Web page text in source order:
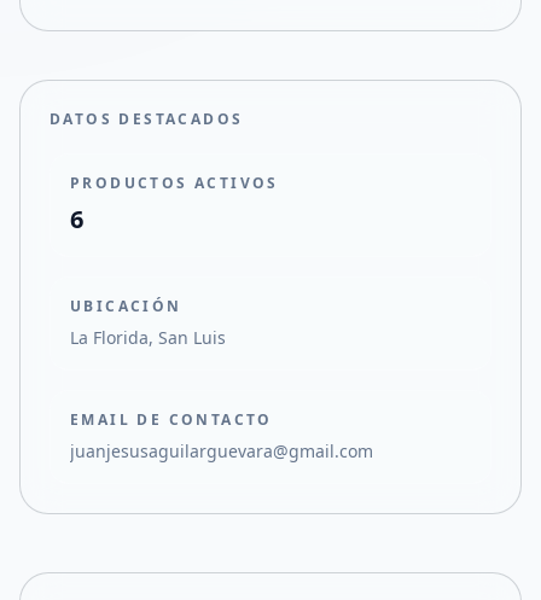
DATOS DESTACADOS
PRODUCTOS ACTIVOS
6
UBICACIÓN
La Florida, San Luis
EMAIL DE CONTACTO
juanjesusaguilarguevara@gmail.com